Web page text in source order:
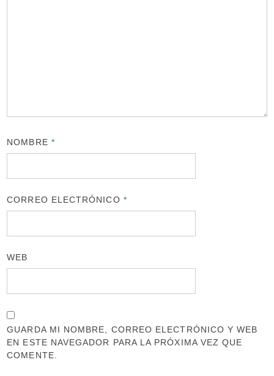
NOMBRE *
CORREO ELECTRÓNICO *
WEB
GUARDA MI NOMBRE, CORREO ELECTRÓNICO Y WEB
EN ESTE NAVEGADOR PARA LA PRÓXIMA VEZ QUE
COMENTE.